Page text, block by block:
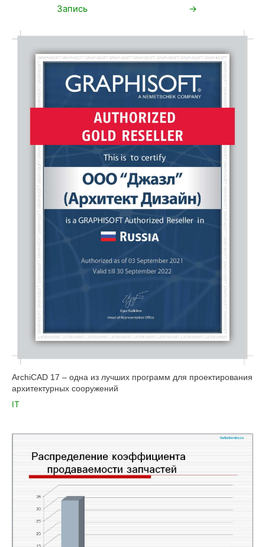
Запись
→
ArchiCAD 17 – одна из лучших программ для проектирования
архитектурных сооружений
IT